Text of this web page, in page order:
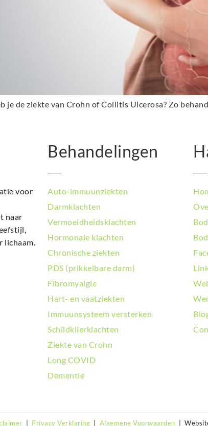
je de ziekte van Crohn of Collitis Ulcerosa? Zo
voor
naar
lichaam.
Behandelingen
Auto-immuunziekten
Darmklachten
Vermoeidheidsklachten
Hormonale klachten
Chronische ziekten
PDS (prikkelbare darm)
Fibromyalgie
Hart- en vaatziekten
Immuunsysteem versterken
Schildklierklachten
Ziekte van Crohn
Long COVID
Dementie
| Privacy Verklaring | Algemene Voorwaarden |